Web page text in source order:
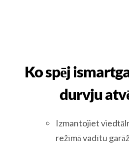
Ko spēj
durvju
Izmantojiet
režīmā vadītu